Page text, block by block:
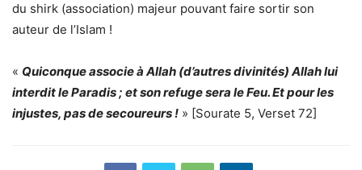
du shirk (association) majeur pouvant faire sortir son
auteur de l’Islam !
« Quiconque associe à Allah (d’autres divinités) Allah lui
interdit le Paradis ; et son refuge sera le Feu. Et pour les
injustes, pas de secoureurs ! » [Sourate 5, Verset 72]